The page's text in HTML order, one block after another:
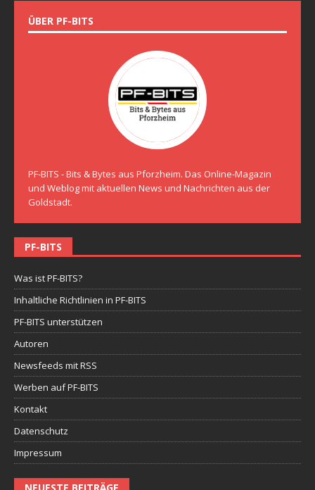
ÜBER PF-BITS
PF-BITS - Bits & Bytes aus Pforzheim. Das Online-Magazin
und Weblog mit aktuellen News und Nachrichten aus der
Goldstadt.
PF-BITS
Was ist PF-BITS?
Inhaltliche Richtlinien in PF-BITS
PF-BITS unterstützen
Autoren
Newsfeeds mit RSS
Werben auf PF-BITS
Kontakt
Datenschutz
Impressum
NEUESTE BEITRÄGE